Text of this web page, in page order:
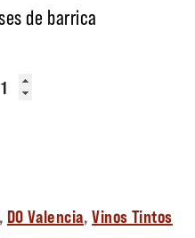
de barrica
Alcusses cantidad
, DO Valencia,Vinos Tintos